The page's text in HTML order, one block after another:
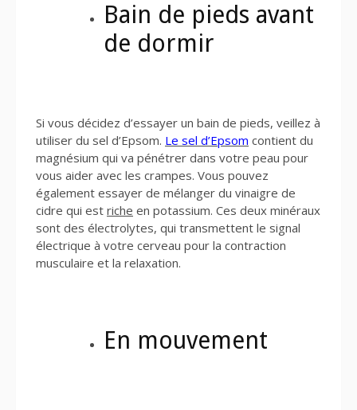
Bain de pieds avant
de dormir
Si vous décidez d’essayer un bain de pieds, veillez à
utiliser du sel d’Epsom. Le sel d’Epsom contient du
magnésium qui va pénétrer dans votre peau pour
vous aider avec les crampes. Vous pouvez
également essayer de mélanger du vinaigre de
cidre qui est riche en potassium. Ces deux minéraux
sont des électrolytes, qui transmettent le signal
électrique à votre cerveau pour la contraction
musculaire et la relaxation.
En mouvement